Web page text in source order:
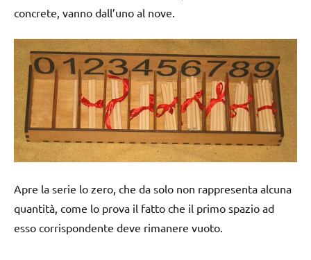
concrete, vanno dall’uno al nove.
Apre la serie lo zero, che da solo non rappresenta alcuna
quantità, come lo prova il fatto che il primo spazio ad
esso corrispondente deve rimanere vuoto.